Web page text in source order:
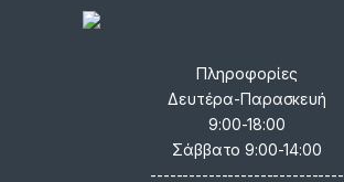
Πληροφορίες
Δευτέρα-Παρασκευή
9:00-18:00
Σάββατο 9:00-14:00
------------------------------